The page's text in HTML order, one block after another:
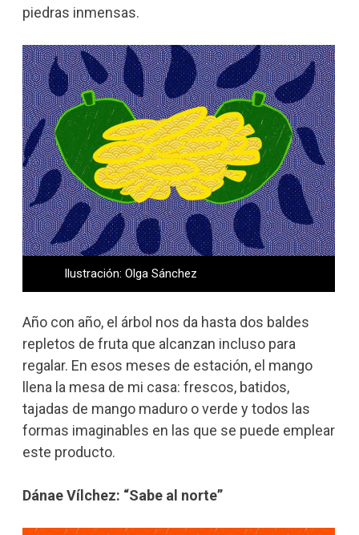
piedras inmensas.
Ilustración: Olga Sánchez
Año con año, el árbol nos da hasta dos baldes
repletos de fruta que alcanzan incluso para
regalar. En esos meses de estación, el mango
llena la mesa de mi casa: frescos, batidos,
tajadas de mango maduro o verde y todos las
formas imaginables en las que se puede emplear
este producto.
Dánae Vílchez: “Sabe al norte”